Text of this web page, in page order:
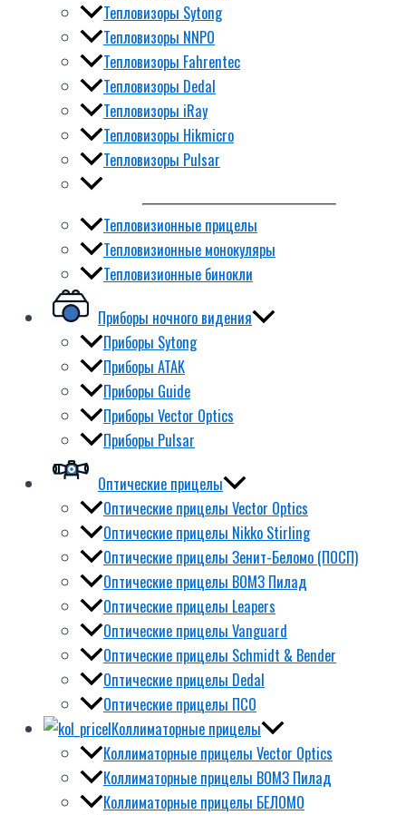
Тепловизоры Sytong
Тепловизоры NNPO
Тепловизоры Fahrentec
Тепловизоры Dedal
Тепловизоры iRay
Тепловизоры Hikmicro
Тепловизоры Pulsar
Тепловизионные прицелы
Тепловизионные монокуляры
Тепловизионные бинокли
Приборы ночного видения
Приборы Sytong
Приборы ATAK
Приборы Guide
Приборы Vector Optics
Приборы Pulsar
Оптические прицелы
Оптические прицелы Vector Optics
Оптические прицелы Nikko Stirling
Оптические прицелы Зенит-Беломо (ПОСП)
Оптические прицелы ВОМЗ Пилад
Оптические прицелы Leapers
Оптические прицелы Vanguard
Оптические прицелы Schmidt & Bender
Оптические прицелы Dedal
Оптические прицелы ПСО
Коллиматорные прицелы
Коллиматорные прицелы Vector Optics
Коллиматорные прицелы ВОМЗ Пилад
Коллиматорные прицелы БЕЛОМО